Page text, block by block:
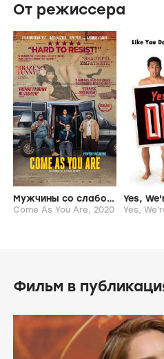
От режиссера
Мужчины со слабостями
Come As You Are, 2020
Yes,
Yes,
Фильм в